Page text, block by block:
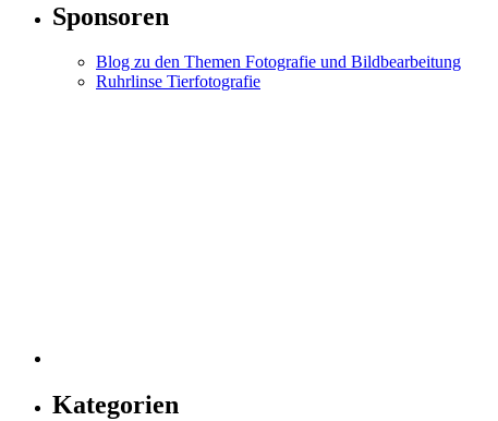
Sponsoren
Blog zu den Themen Fotografie und Bildbearbeitung
Ruhrlinse Tierfotografie
Kategorien